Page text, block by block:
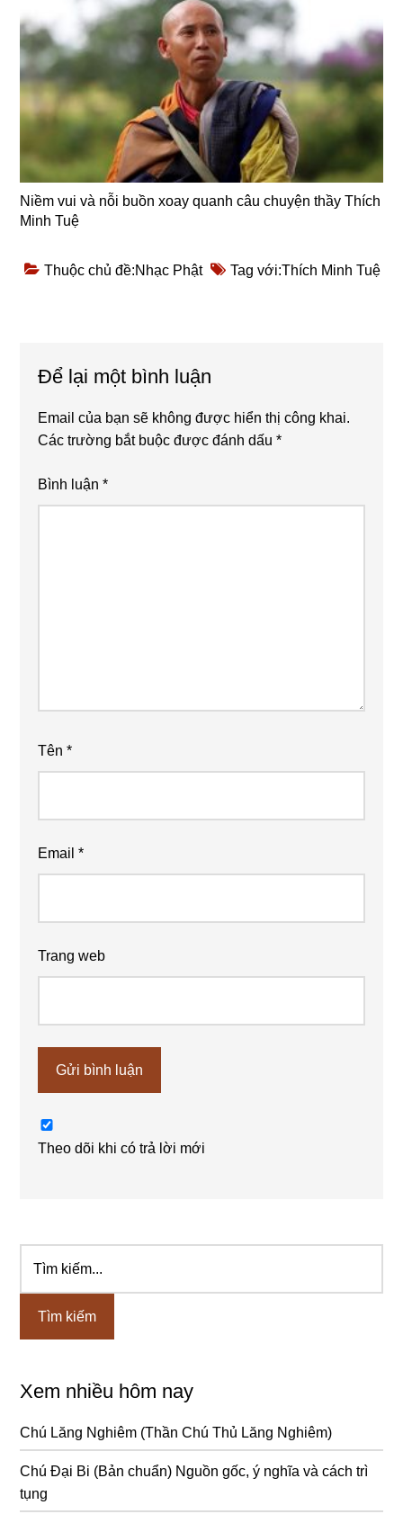
Niềm vui và nỗi buồn xoay quanh câu chuyện thầy Thích
Minh Tuệ
Thuộc chủ đề:Nhạc Phật Tag với:Thích Minh Tuệ
Interactions
Để lại một bình luận
Email của bạn sẽ không được hiển thị công khai.
Các trường bắt buộc được đánh dấu*
Bình luận*
Tên*
Email*
Trang web
Theo dõi khi có trả lời mới
Sidebar
chính
kiếm...
Xem nhiều hôm nay
Chú Lăng Nghiêm (Thần Chú Thủ Lăng Nghiêm)
Chú Đại Bi (Bản chuẩn) Nguồn gốc, ý nghĩa và cách trì
tụng